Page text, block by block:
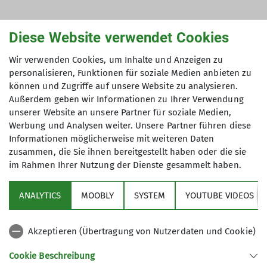
Am 1. Mai trafen wir uns um 8:30 an der
Dingolfinger Kletterhalle, um zum Felsklettern
zum Klettergarten Schönhofen zu fahren. Wir das
waren, 2 Mütter, jeweils mit Kind, Antonia und
Ludwig. Nach einem viertelstündigen Spaziergang
erreichten wir den Klettergarten. Die
Kletterrouten an der Labertalerwand liegen im
Schwierigkeitsgrad 3 bis 5. Zuerst stiegen wir alle
zu einer kurzen Felshöhle hoch, die die Kinder
sogleich erkundeten. Anschließend mussten wir
wieder zum Wandfuß abseilen. Nach dieser Aktion
waren leider alle für uns kletterbaren Routen
schon belegt, so gingen wir zur Eisenbahner-
Wand hinauf und kletterten noch eine leichte
Mehrseillängentour im zweiten
Diese Website verwendet Cookies
Wir verwenden Cookies, um Inhalte und Anzeigen zu
personalisieren, Funktionen für soziale Medien anbieten zu
können und Zugriffe auf unsere Website zu analysieren.
Außerdem geben wir Informationen zu Ihrer Verwendung
unserer Website an unsere Partner für soziale Medien,
Werbung und Analysen weiter. Unsere Partner führen diese
Informationen möglicherweise mit weiteren Daten
zusammen, die Sie ihnen bereitgestellt haben oder die sie
im Rahmen Ihrer Nutzung der Dienste gesammelt haben.
ANALYTICS MOOBLY SYSTEM YOUTUBE VIDEOS
Akzeptieren (Übertragung von Nutzerdaten und Cookie)
Cookie Beschreibung